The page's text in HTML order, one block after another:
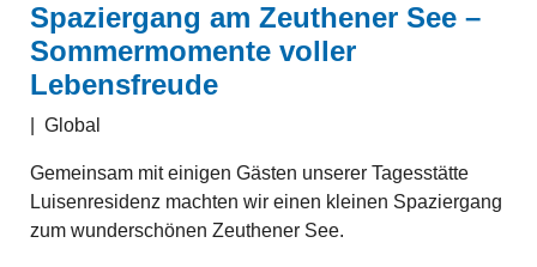
Spaziergang am Zeuthener See –
Sommermomente voller
Lebensfreude
Global
Gemeinsam mit einigen Gästen unserer Tagesstätte
Luisenresidenz machten wir einen kleinen Spaziergang
zum wunderschönen Zeuthener See.